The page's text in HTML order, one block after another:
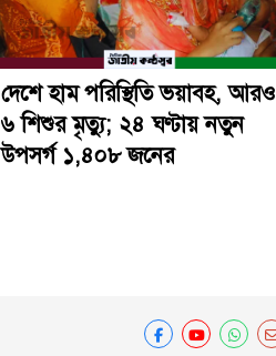
দেশে হাম পরিস্থিতি ভয়াবহ, আরও
৬ শিশুর মৃত্যু; ২৪ ঘণ্টায় নতুন
উপসর্গ ১,৪০৮ জনের